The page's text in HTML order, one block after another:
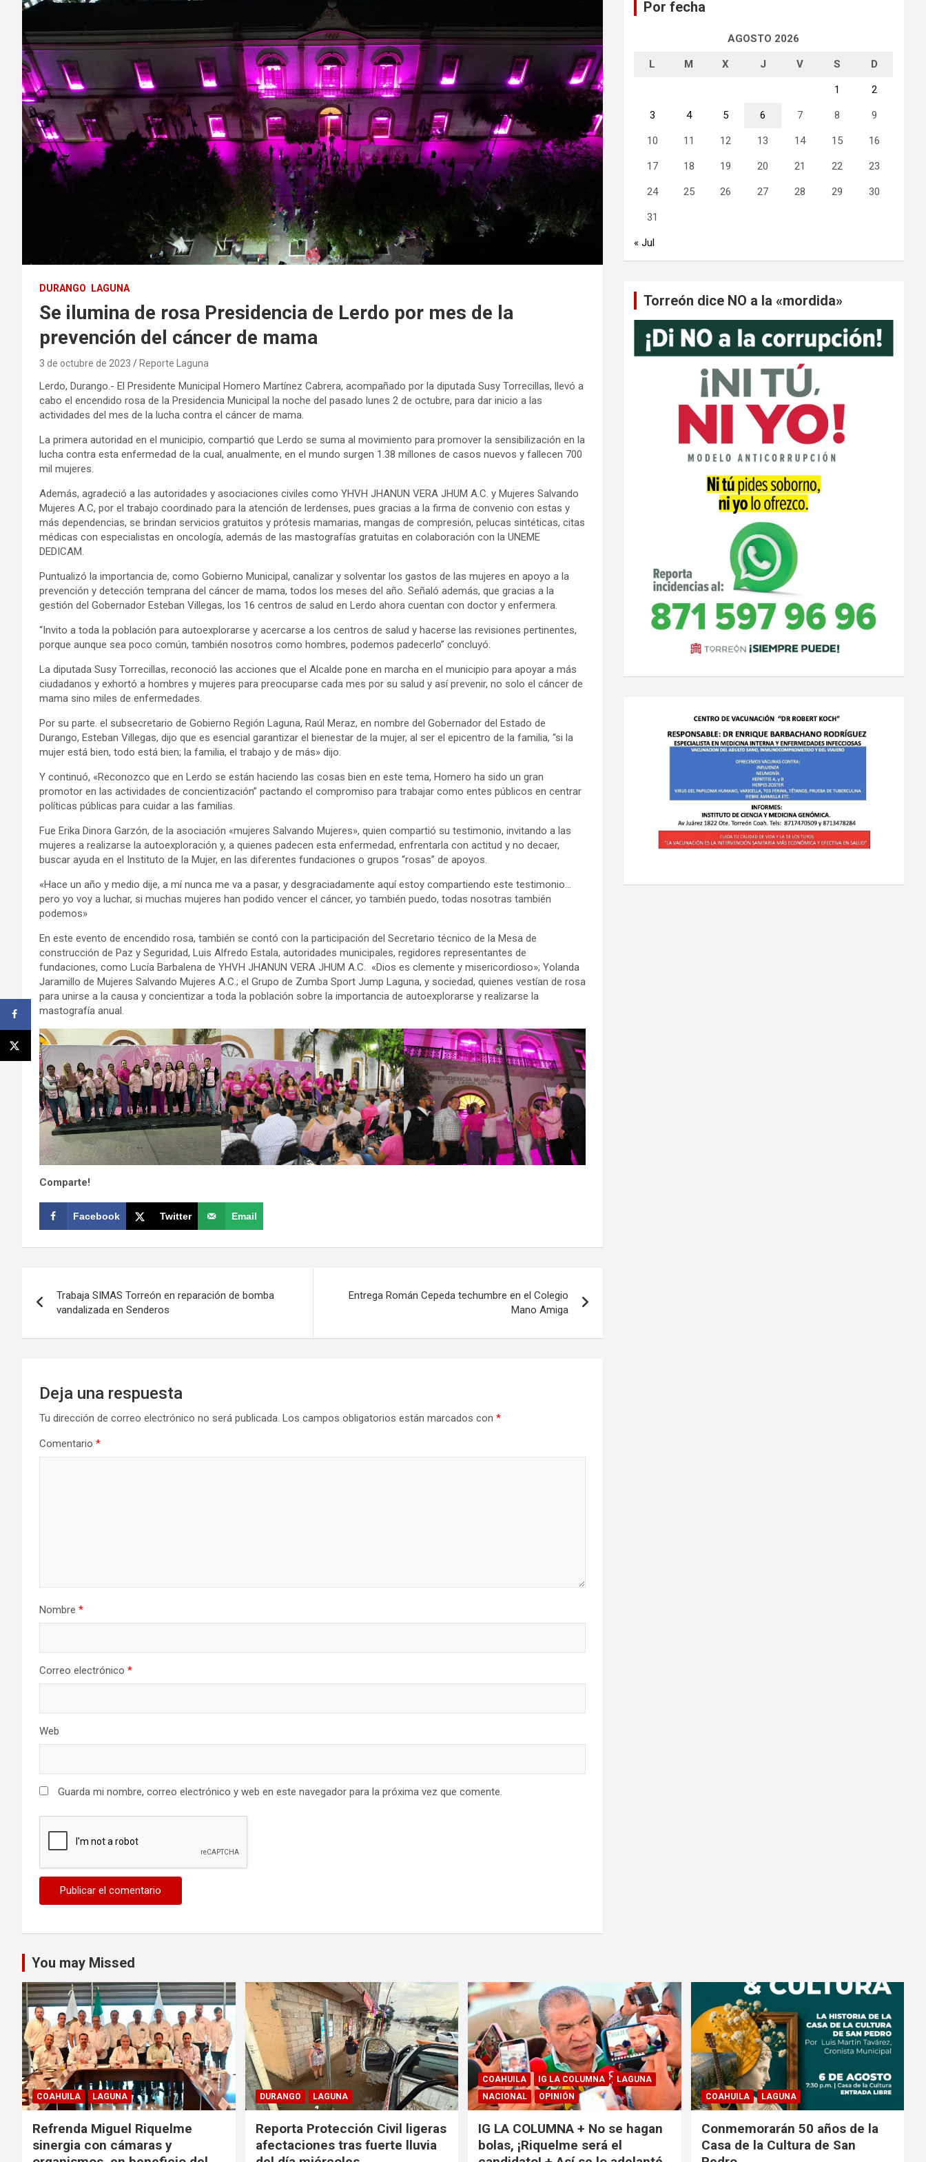
DURANGO LAGUNA
Se ilumina de rosa Presidencia de Lerdo por mes de la
prevención del cáncer de mama
3 de octubre de 2023 Reporte Laguna
Lerdo, Durango.- El Presidente Municipal Homero Martínez Cabrera, acompañado por la diputada Susy Torrecillas, llevó a
cabo el encendido rosa de la Presidencia Municipal la noche del pasado lunes 2 de octubre, para dar inicio a las
actividades del mes de la lucha contra el cáncer de mama.
La primera autoridad en el municipio, compartió que Lerdo se suma al movimiento para promover la sensibilización en la
lucha contra esta enfermedad de la cual, anualmente, en el mundo surgen 1.38 millones de casos nuevos y fallecen 700
mil mujeres.
Además, agradeció a las autoridades y asociaciones civiles como YHVH JHANUN VERA JHUM A.C. y Mujeres Salvando
Mujeres A.C, por el trabajo coordinado para la atención de lerdenses, pues gracias a la firma de convenio con estas y
más dependencias, se brindan servicios gratuitos y prótesis mamarias, mangas de compresión, pelucas sintéticas, citas
médicas con especialistas en oncología, además de las mastografías gratuitas en colaboración con la UNEME
DEDICAM.
Puntualizó la importancia de, como Gobierno Municipal, canalizar y solventar los gastos de las mujeres en apoyo a la
prevención y detección temprana del cáncer de mama, todos los meses del año. Señaló además, que gracias a la
gestión del Gobernador Esteban Villegas, los 16 centros de salud en Lerdo ahora cuentan con doctor y enfermera.
“Invito a toda la población para autoexplorarse y acercarse a los centros de salud y hacerse las revisiones pertinentes,
porque aunque sea poco común, también nosotros como hombres, podemos padecerlo” concluyó.
La diputada Susy Torrecillas, reconoció las acciones que el Alcalde pone en marcha en el municipio para apoyar a más
ciudadanos y exhortó a hombres y mujeres para preocuparse cada mes por su salud y así prevenir, no solo el cáncer de
mama sino miles de enfermedades.
Por su parte. el subsecretario de Gobierno Región Laguna, Raúl Meraz, en nombre del Gobernador del Estado de
Durango, Esteban Villegas, dijo que es esencial garantizar el bienestar de la mujer, al ser el epicentro de la familia, “si la
mujer está bien, todo está bien; la familia, el trabajo y de más» dijo.
Y continuó, «Reconozco que en Lerdo se están haciendo las cosas bien en este tema, Homero ha sido un gran
promotor en las actividades de concientización” pactando el compromiso para trabajar como entes públicos en centrar
políticas públicas para cuidar a las familias.
Fue Erika Dinora Garzón, de la asociación «mujeres Salvando Mujeres», quien compartió su testimonio, invitando a las
mujeres a realizarse la autoexploración y, a quienes padecen esta enfermedad, enfrentarla con actitud y no decaer,
buscar ayuda en el Instituto de la Mujer, en las diferentes fundaciones o grupos “rosas” de apoyos.
«Hace un año y medio dije, a mí nunca me va a pasar, y desgraciadamente aquí estoy compartiendo este testimonio…
pero yo voy a luchar, si muchas mujeres han podido vencer el cáncer, yo también puedo, todas nosotras también
podemos»
En este evento de encendido rosa, también se contó con la participación del Secretario técnico de la Mesa de
construcción de Paz y Seguridad, Luis Alfredo Estala, autoridades municipales, regidores representantes de
fundaciones, como Lucía Barbalena de YHVH JHANUN VERA JHUM A.C. «Dios es clemente y misericordioso»; Yolanda
Jaramillo de Mujeres Salvando Mujeres A.C.; el Grupo de Zumba Sport Jump Laguna, y sociedad, quienes vestían de rosa
para unirse a la causa y concientizar a toda la población sobre la importancia de autoexplorarse y realizarse la
mastografía anual.
Comparte!
Facebook Twitter Email
de
entradas
Trabaja SIMAS Torreón en reparación de bomba
vandalizada en Senderos
Entrega Román Cepeda techumbre en el Colegio
Mano Amiga
Deja una respuesta
Tu dirección de correo electrónico no será publicada. Los campos obligatorios están marcados con *
Comentario *
Nombre *
Correo electrónico *
Web
Guarda mi nombre, correo electrónico y web en este navegador para la próxima vez que comente.
Por fecha
AGOSTO 2026
L M X J V S D
1 2
3 4 5 6 7 8 9
10 11 12 13 14 15 16
17 18 19 20 21 22 23
24 25 26 27 28 29 30
31
« Jul
Torreón dice NO a la «mordida»
You may Missed
COAHUILA LAGUNA
Refrenda Miguel Riquelme
sinergia con cámaras y
DURANGO LAGUNA
Reporta Protección Civil ligeras
afectaciones tras fuerte lluvia
COAHUILA IG LA COLUMNA
LAGUNA
NACIONAL
OPINIÓN
IG LA COLUMNA + No se hagan
bolas, ¡Riquelme será el
COAHUILA LAGUNA
Conmemorarán 50 años de la
Casa de la Cultura de San